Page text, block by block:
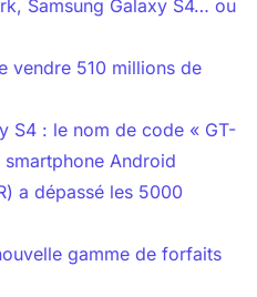
Samsung Galaxy S4… ou
vendre 510 millions de
S4 : le nom de code « GT-
Android
a dépassé les 5000
gamme de forfaits